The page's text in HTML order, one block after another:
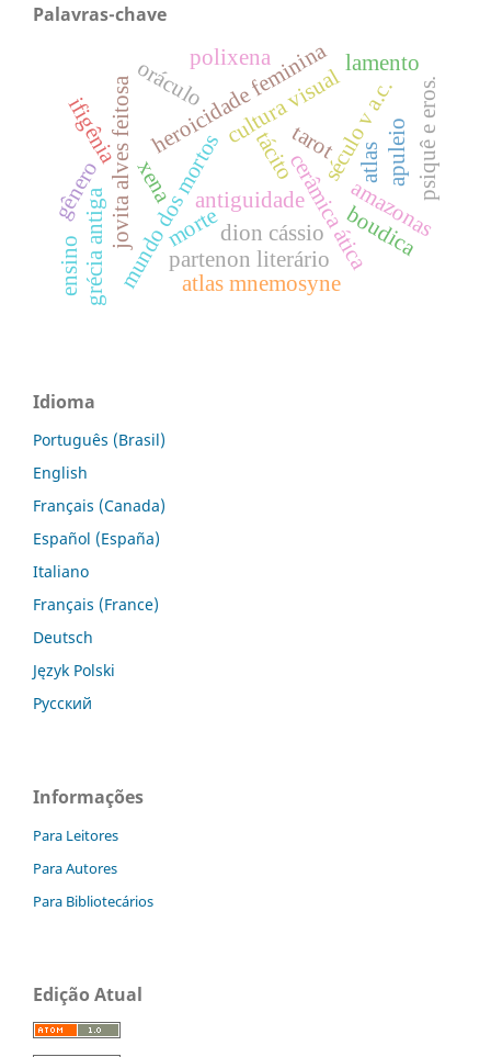
Palavras-chave
mundo dos mortos
cultura visual
cerâmica ática
século v a.c.
jovita alves feitosaheroicidade feminina
partenon literário
tarot atlas
oráculo
atlas mnemosyne
antiguidade amazonas
grécia antiga
xena
morte boudica
dion cássio
tácito
gênero
ifigênia
polixena lamento
apuleiopsiquê e eros.
ensino
Idioma
Português (Brasil)
English
Français (Canada)
Español (España)
Italiano
Français (France)
Deutsch
Język Polski
Русский
Informações
Para Leitores
Para Autores
Para Bibliotecários
Edição Atual